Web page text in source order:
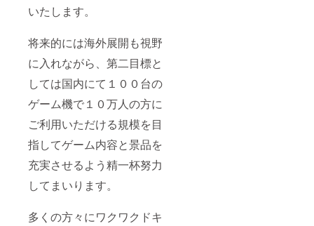
いたします。
将来的には海外展開も視野
に入れながら、第二目標と
しては国内にて１００台の
ゲーム機で１０万人の方に
ご利用いただける規模を目
指してゲーム内容と景品を
充実させるよう精一杯努力
してまいります。
多くの方々にワクワクドキ